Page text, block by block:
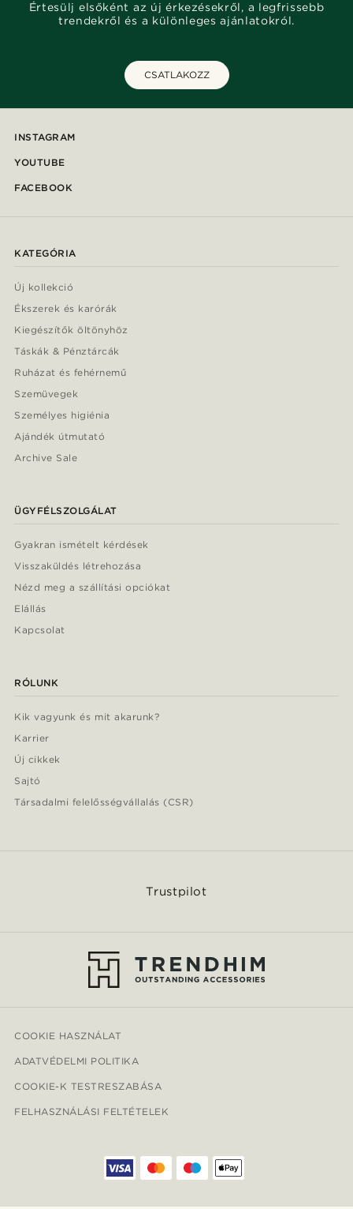
Értesülj elsőként az új érkezésekről, a legfrissebb
trendekről és a különleges ajánlatokról.
CSATLAKOZZ
INSTAGRAM
YOUTUBE
FACEBOOK
KATEGÓRIA
Új kollekció
Ékszerek és karórák
Kiegészítők öltönyhöz
Táskák & Pénztárcák
Ruházat és fehérnemű
Szemüvegek
Személyes higiénia
Ajándék útmutató
Archive Sale
ÜGYFÉLSZOLGÁLAT
Gyakran ismételt kérdések
Visszaküldés létrehozása
Nézd meg a szállítási opciókat
Elállás
Kapcsolat
RÓLUNK
Kik vagyunk és mit akarunk?
Karrier
Új cikkek
Sajtó
Társadalmi felelősségvállalás (CSR)
Trustpilot
COOKIE HASZNÁLAT
ADATVÉDELMI POLITIKA
COOKIE-K TESTRESZABÁSA
FELHASZNÁLÁSI FELTÉTELEK